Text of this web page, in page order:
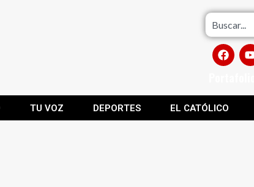
TU VOZ DEPORTES EL CATÓLICO